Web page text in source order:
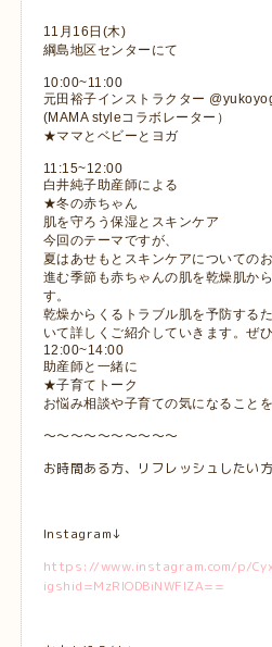
11月16日(木)
綱島地区センターにて
10:00~11:00
元田裕子インストラクター
(MAMA styleコラボレーター）
★ママとベビーとヨガ
11:15~12:00
白井純子助産師による
★冬の赤ちゃん
肌を守ろう保湿とスキンケア
今回のテーマですが、
夏はあせもとスキンケアについての
進む季節も赤ちゃんの肌を乾燥肌か
す。
乾燥からくるトラブル肌を予防する
いて詳しくご紹介していきます。ぜ
12:00~14:00
助産師と一緒に
★子育てトーク
お悩み相談や子育ての気になること
〜〜〜〜〜〜〜〜〜〜
お時間ある方、リフレッシュしたい
Instagram↓
https://www.instagram.com/p/
igshid=MzRlODBiNWFlZA==